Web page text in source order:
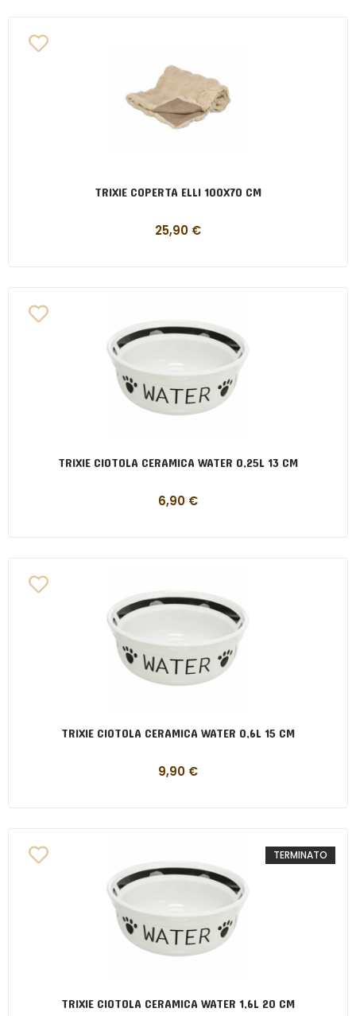
TRIXIE COPERTA ELLI 100X70 CM
25,90 €
TRIXIE CIOTOLA CERAMICA WATER 0,25L 13 CM
6,90 €
TRIXIE CIOTOLA CERAMICA WATER 0,6L 15 CM
9,90 €
TERMINATO
TRIXIE CIOTOLA CERAMICA WATER 1,6L 20 CM